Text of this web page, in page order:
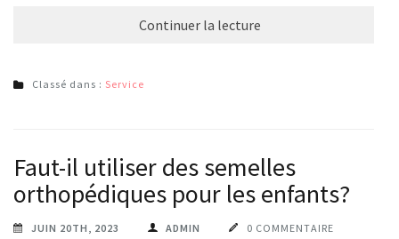
Continuer la lecture
Classé dans : Service
Faut-il utiliser des semelles
orthopédiques pour les enfants?
JUIN 20TH, 2023 ADMIN 0 COMMENTAIRE